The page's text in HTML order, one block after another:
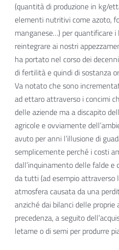
(quantità di produzione in kg/
elementi nutritivi come azoto,
manganese…) per quantificare
reintegrare ai nostri
ha portato nel corso dei
di fertilità e quindi di sostanza
Va notato che sono
ad ettaro attraverso i concimi
delle aziende ma a discapito
agricole e ovviamente
avuto per anni l’illusione di
semplicemente perché i costi
dall’inquinamento delle falde
da tutti (ad esempio attraverso
atmosfera causata da una
anziché dai bilanci delle proprie
precedenza, a seguito
letame o di semi per produrre